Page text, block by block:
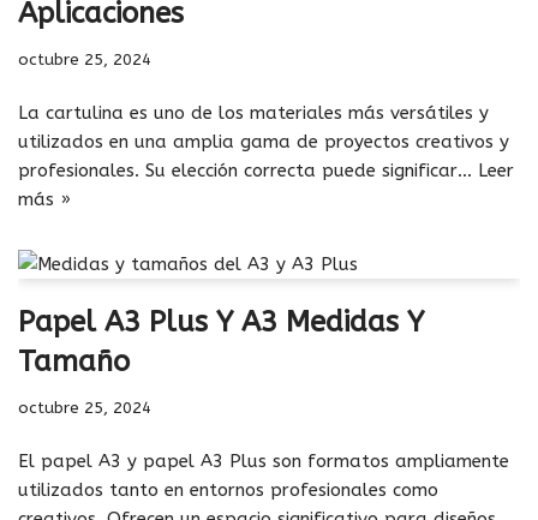
Aplicaciones
octubre 25, 2024
La cartulina es uno de los materiales más versátiles y
utilizados en una amplia gama de proyectos creativos y
profesionales. Su elección correcta puede significar… Leer
más »
Papel A3 Plus Y A3 Medidas Y
Tamaño
octubre 25, 2024
El papel A3 y papel A3 Plus son formatos ampliamente
utilizados tanto en entornos profesionales como